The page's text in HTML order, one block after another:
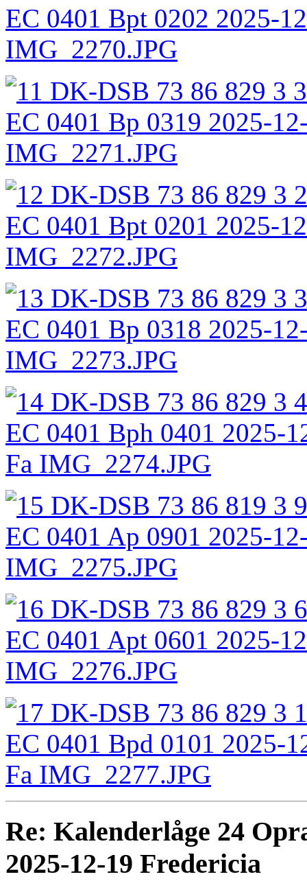
Re: Kalenderlåge 24
2025-12-19 Fredericia